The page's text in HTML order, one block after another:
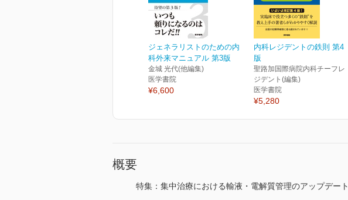
ジェネラリストのための内
科外来マニュアル 第3版
金城 光代(他編集)
医学書院
¥6,600
内科レジデントの鉄則 第4
版
聖路加国際病院内科チーフレ
ジデント(編集)
医学書院
¥5,280
概要
特集：集中治療における輸液・電解質管理のアップデート